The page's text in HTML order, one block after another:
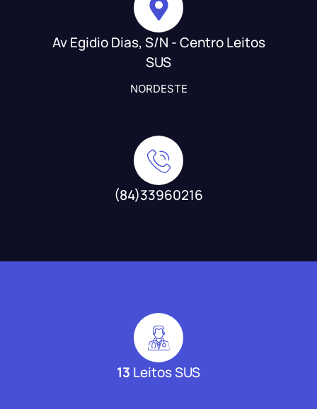
Av Egidio Dias, S/N - Centro Leitos
SUS
NORDESTE
(84)33960216
13 Leitos SUS